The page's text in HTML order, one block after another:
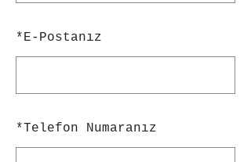
*E-Postanız
*Telefon Numaranız